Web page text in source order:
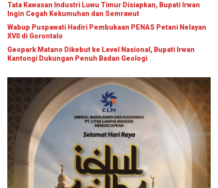
Tata Kawasan Industri Luwu Timur Disiapkan, Bupati Irwan
Ingin Cegah Kekumuhan dan Semrawut
Wabup Puspawati Hadiri Pembukaan PENAS Petani Nelayan
XVII di Gorontalo
Geopark Matano Dikebut ke Level Nasional, Bupati Irwan
Kantongi Dukungan Penuh Badan Geologi